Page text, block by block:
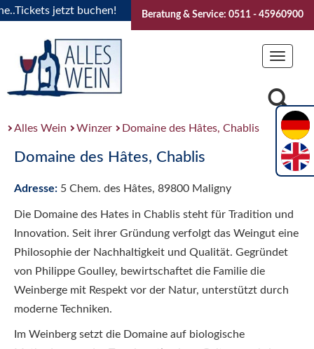
jetzt buchen! "Das Sommerfest 2026" Vive la
Beratung & Service: 0511 - 45960900
Toggle
Alles Wein Winzer Domaine des Hâtes, Chablis
Domaine des Hâtes, Chablis
Adresse: 5 Chem. des Hâtes, 89800 Maligny
Die Domaine des Hates in Chablis steht für Tradition und
Innovation. Seit ihrer Gründung verfolgt das Weingut eine
Philosophie der Nachhaltigkeit und Qualität. Gegründet
von Philippe Goulley, bewirtschaftet die Familie die
Weinberge mit Respekt vor der Natur, unterstützt durch
moderne Techniken.
Im Weinberg setzt die Domaine auf biologische